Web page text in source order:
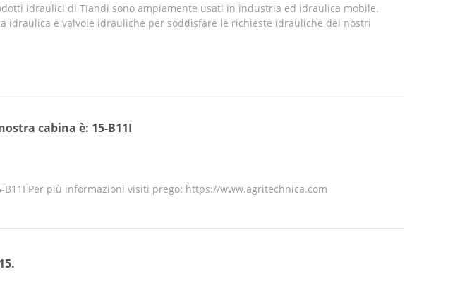
idraulici di Tiandi sono ampiamente usati in industria ed idraulica mobile.
idraulica e valvole idrauliche per soddisfare le richieste idrauliche dei nostri
cabina è: 15-B11I
Per più informazioni visiti prego: https://www.agritechnica.com